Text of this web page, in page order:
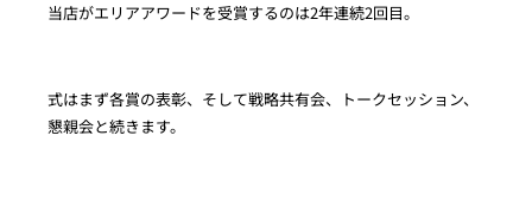
当店がエリアアワードを受賞するのは2年連続2回目。
式はまず各賞の表彰、そして戦略共有会、トークセッション、
懇親会と続きます。